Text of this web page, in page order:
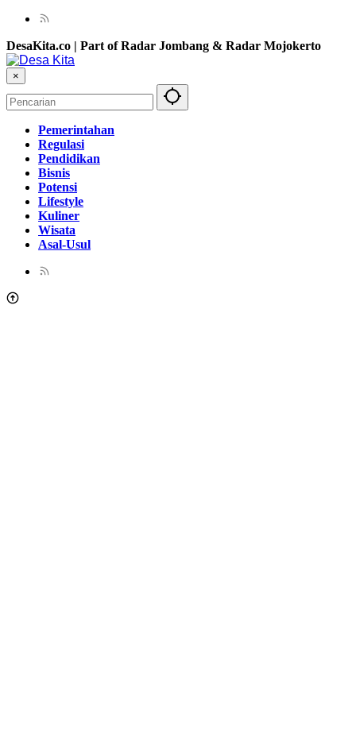
DesaKita.co | Part of Radar Jombang & Radar Mojokerto
×
Pemerintahan
Regulasi
Pendidikan
Bisnis
Potensi
Lifestyle
Kuliner
Wisata
Asal-Usul